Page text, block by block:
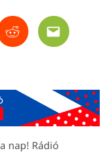
RedditEmail
nap! Rádió